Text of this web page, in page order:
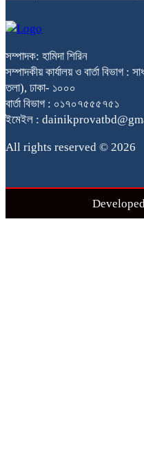
সম্পাদক: হামিদা শিরিন
সম্পাদকীয় কার্যালয় ও বার্তা বিভাগ
তলা), ঢাকা- ১০০০
বার্তা বিভাগ : ০১৭০৭৫৫৫৭৫১
ইমেইল :
All rights reserved © 2026